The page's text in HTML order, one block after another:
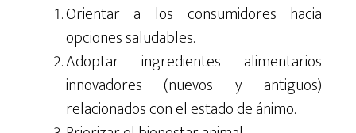
Orientar a los consumidores hacia
opciones saludables.
Adoptar ingredientes alimentarios
innovadores (nuevos y antiguos)
relacionados con el estado de ánimo.